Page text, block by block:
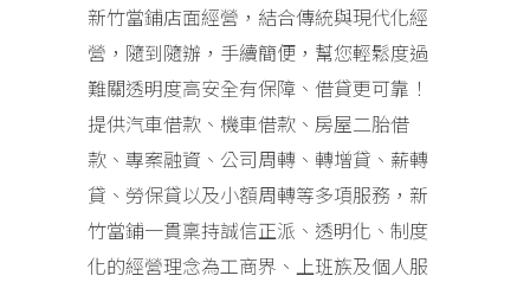
新竹當鋪店面經營，結合傳統與現代化經
營，隨到隨辦，手續簡便，幫您輕鬆度過
難關透明度高安全有保障、借貸更可靠！
提供汽車借款、機車借款、房屋二胎借
款、專案融資、公司周轉、轉增貸、薪轉
貸、勞保貸以及小額周轉等多項服務，新
竹當鋪一貫稟持誠信正派、透明化、制度
化的經營理念為工商界、上班族及個人服